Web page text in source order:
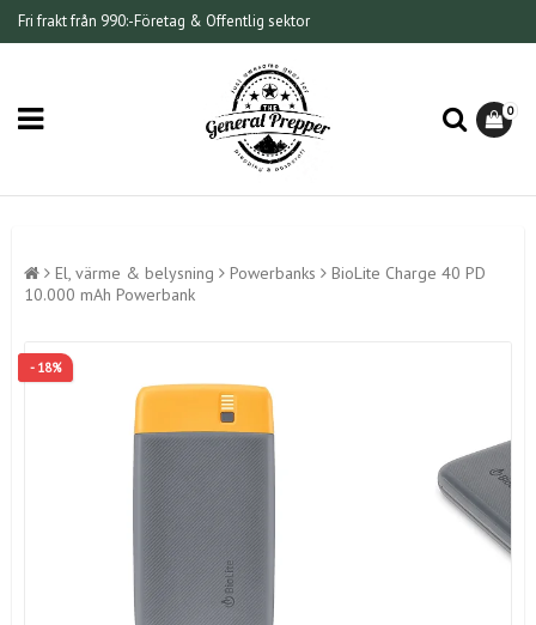
Fri frakt från 990:-Företag & Offentlig sektor
0
El, värme & belysning Powerbanks
BioLite Charge 40 PD
10.000 mAh Powerbank
- 18%